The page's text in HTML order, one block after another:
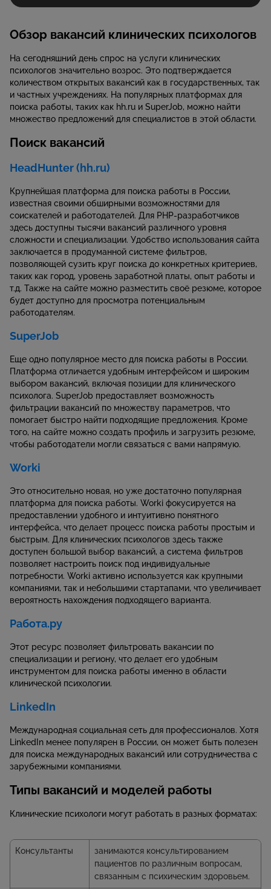
Обзор вакансий клинических психологов
На сегодняшний день спрос на услуги клинических
психологов значительно возрос. Это подтверждается
количеством открытых вакансий как в государственных, так
и частных учреждениях. На популярных платформах для
поиска работы, таких как hh.ru и SuperJob, можно найти
множество предложений для специалистов в этой области.
Поиск вакансий
HeadHunter (hh.ru)
Крупнейшая платформа для поиска работы в России,
известная своими обширными возможностями для
соискателей и работодателей. Для PHP-разработчиков
здесь доступны тысячи вакансий различного уровня
сложности и специализации. Удобство использования сайта
заключается в продуманной системе фильтров,
позволяющей сузить круг поиска до конкретных критериев,
таких как город, уровень заработной платы, опыт работы и
т.д. Также на сайте можно разместить своё резюме, которое
будет доступно для просмотра потенциальным
работодателям.
SuperJob
Еще одно популярное место для поиска работы в России.
Платформа отличается удобным интерфейсом и широким
выбором вакансий, включая позиции для клинического
психолога. SuperJob предоставляет возможность
фильтрации вакансий по множеству параметров, что
помогает быстро найти подходящие предложения. Кроме
того, на сайте можно создать профиль и загрузить резюме,
чтобы работодатели могли связаться с вами напрямую.
Worki
Это относительно новая, но уже достаточно популярная
платформа для поиска работы. Worki фокусируется на
предоставлении удобного и интуитивно понятного
интерфейса, что делает процесс поиска работы простым и
быстрым. Для клинических психологов здесь также
доступен большой выбор вакансий, а система фильтров
позволяет настроить поиск под индивидуальные
потребности. Worki активно используется как крупными
компаниями, так и небольшими стартапами, что увеличивает
вероятность нахождения подходящего варианта.
Работа.ру
Этот ресурс позволяет фильтровать вакансии по
специализации и региону, что делает его удобным
инструментом для поиска работы именно в области
клинической психологии.
LinkedIn
Международная социальная сеть для профессионалов. Хотя
LinkedIn менее популярен в России, он может быть полезен
для поиска международных вакансий или сотрудничества с
зарубежными компаниями.
Типы вакансий и моделей работы
Клинические психологи могут работать в разных форматах:
Консультанты
занимаются консультированием
пациентов по различным вопросам,
связанным с психическим здоровьем.